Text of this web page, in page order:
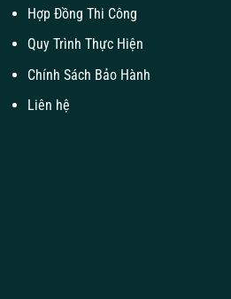
Hợp Đồng Thi Công
Quy Trình Thực Hiện
Chính Sách Bảo Hành
Liên hệ